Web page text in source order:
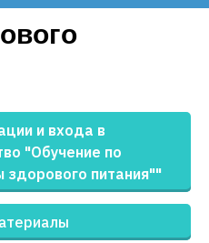
и входа в
"Обучение по
питания""